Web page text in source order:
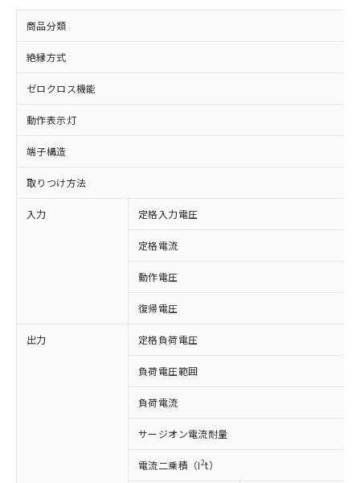
商品分類
絶縁方式
ゼロクロス機能
動作表示灯
端子構造
取りつけ方法
入力 定格入力電圧
定格電流
動作電圧
復帰電圧
出力 定格負荷電圧
負荷電圧範囲
負荷電流
サージオン電流耐量
電流二乗積（I2t）
非含有に対応した製品が提供可能な商品で
対応予定：EU RoHS指令（10物質）の非含